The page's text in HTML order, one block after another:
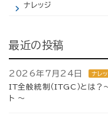
送
り
ナレッジ
最近の投稿
2026年7月24日 ナレ
IT全般統制（ITGC）とは
ト ～